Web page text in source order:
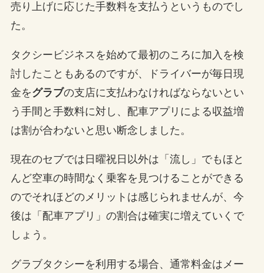
売り上げに応じた手数料を支払うというものでし
た。
タクシービジネスを始めて最初のころに加入を検
討したこともあるのですが、ドライバーが毎日現
金をグラブの支店に支払わなければならないとい
う手間と手数料に対し、配車アプリによる収益増
は割が合わないと思い断念しました。
現在のセブでは日曜祝日以外は「流し」でもほと
んど空車の時間なく乗客を見つけることができる
のでそれほどのメリットは感じられませんが、今
後は「配車アプリ」の割合は確実に増えていくで
しょう。
グラブタクシーを利用する場合、通常料金はメー